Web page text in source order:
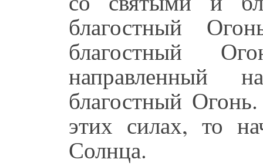
благостный
благостный
направленный
благостный
этих силах, то
Солнца.